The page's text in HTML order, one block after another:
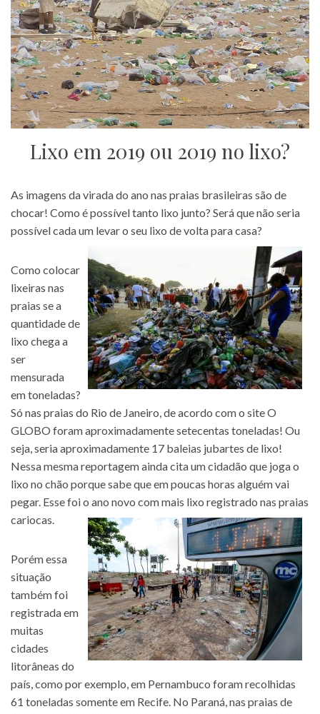
Lixo em 2019 ou 2019 no lixo?
As imagens da virada do ano nas praias brasileiras são de
chocar! Como é possível tanto lixo junto? Será que não seria
possível cada um levar o seu lixo de volta para casa?
Como colocar
lixeiras nas
praias se a
quantidade de
lixo chega a
ser
mensurada
em toneladas?
Só nas praias do Rio de Janeiro, de acordo com o site O
GLOBO foram aproximadamente setecentas toneladas! Ou
seja, seria aproximadamente 17 baleias jubartes de lixo!
Nessa mesma reportagem ainda cita um cidadão que joga o
lixo no chão porque sabe que em poucas horas alguém vai
pegar. Esse foi o ano novo com mais lixo registrado nas praias
cariocas.
Porém essa
situação
também foi
registrada em
muitas
cidades
litorâneas do
país, como por exemplo, em Pernambuco foram recolhidas
61 toneladas somente em Recife. No Paraná, nas praias de